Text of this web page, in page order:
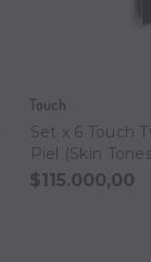
Touch
Set x 6 Touch
Piel (Skin
$115.000,00